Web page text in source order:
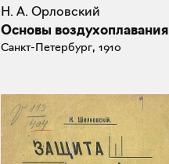
Н. А. Орловский
Основы воздухоплавания
Санкт-Петербург, 1910